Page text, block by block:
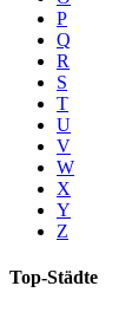
P
Q
R
S
T
U
V
W
X
Y
Z
Top-Städte